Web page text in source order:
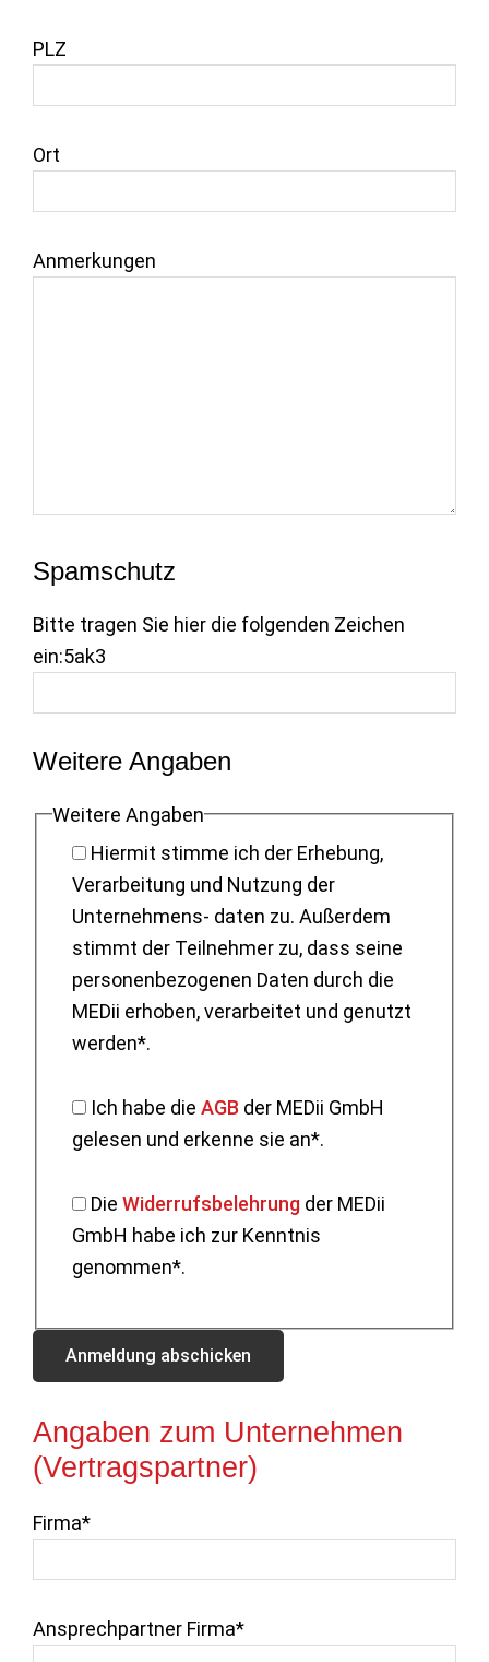
PLZ
Ort
Anmerkungen
Spamschutz
Bitte tragen Sie hier die folgenden Zeichen
ein:5ak3
Weitere Angaben
Weitere Angaben
Hiermit stimme ich der Erhebung,
Verarbeitung und Nutzung der
Unternehmens- daten zu. Außerdem
stimmt der Teilnehmer zu, dass seine
personenbezogenen Daten durch die
MEDii erhoben, verarbeitet und genutzt
werden*.
Ich habe die AGB der MEDii GmbH
gelesen und erkenne sie an*.
Die Widerrufsbelehrungder MEDii
GmbH habe ich zur Kenntnis
genommen*.
Angaben zum Unternehmen
(Vertragspartner)
Firma*
Ansprechpartner Firma*